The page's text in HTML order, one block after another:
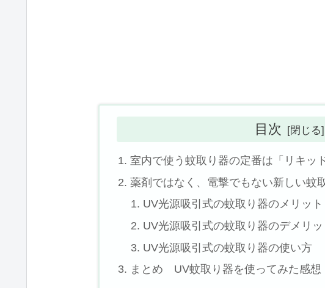
目次
室内で使う蚊取り器の定番は「リキッド
薬剤ではなく、電撃でもない新しい蚊
UV光源吸引式の蚊取り器のメリット
UV光源吸引式の蚊取り器のデメリッ
UV光源吸引式の蚊取り器の使い方
まとめ UV蚊取り器を使ってみた感想